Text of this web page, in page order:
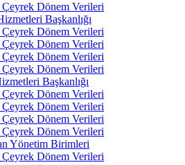
Çeyrek Dönem Verileri
Başkanlığı
Çeyrek Dönem Verileri
Çeyrek Dönem Verileri
Çeyrek Dönem Verileri
Çeyrek Dönem Verileri
Başkanlığı
Çeyrek Dönem Verileri
Çeyrek Dönem Verileri
Çeyrek Dönem Verileri
Çeyrek Dönem Verileri
Yönetim Birimleri
Çeyrek Dönem Verileri